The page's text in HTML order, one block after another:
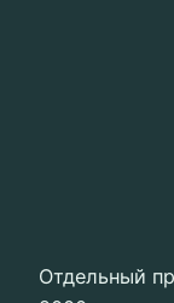
Отдельный